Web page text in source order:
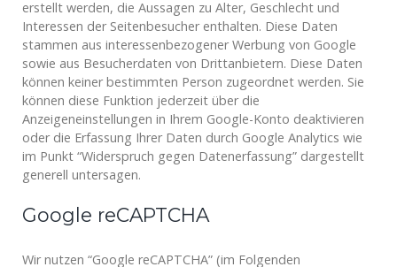
erstellt werden, die Aussagen zu Alter, Geschlecht und
Interessen der Seitenbesucher enthalten. Diese Daten
stammen aus interessenbezogener Werbung von Google
sowie aus Besucherdaten von Drittanbietern. Diese Daten
können keiner bestimmten Person zugeordnet werden. Sie
können diese Funktion jederzeit über die
Anzeigeneinstellungen in Ihrem Google-Konto deaktivieren
oder die Erfassung Ihrer Daten durch Google Analytics wie
im Punkt “Widerspruch gegen Datenerfassung” dargestellt
generell untersagen.
Google reCAPTCHA
Wir nutzen “Google reCAPTCHA” (im Folgenden